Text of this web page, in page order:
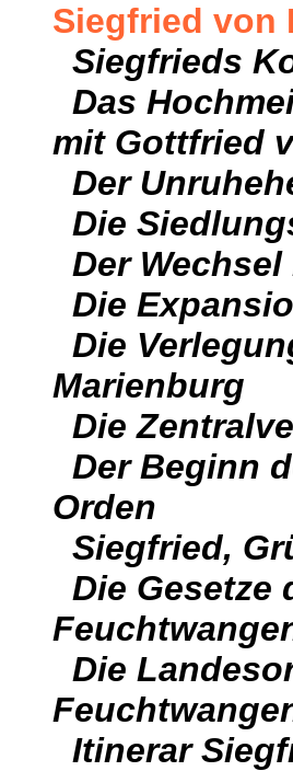
Siegfried von
Siegfrieds
Das
mit Gottfried
Der
Die
Der
Die
Die
Marienburg
Die
Der Beginn
Orden
Siegfried,
Die Gesetze
Die
Itinerar